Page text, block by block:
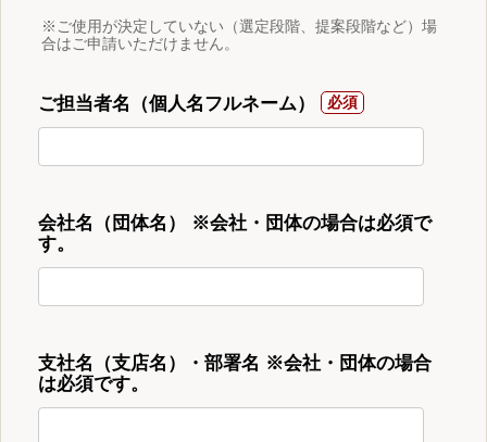
※ご使用が決定していない（選定段階、提案段階など）場
合はご申請いただけません。
ご担当者名（個人名フルネーム）
会社名（団体名） ※会社・団体の場合は必須で
す。
支社名（支店名）・部署名 ※会社・団体の場合
は必須です。